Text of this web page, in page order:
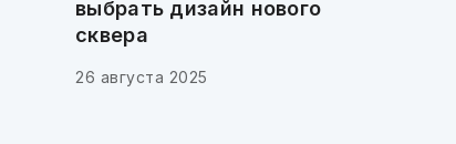
выбрать дизайн нового
сквера
26 августа 2025